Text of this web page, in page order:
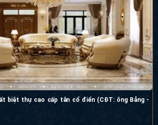
biệt thự cao cấp tân cổ điển (CĐT: ông Bảng -